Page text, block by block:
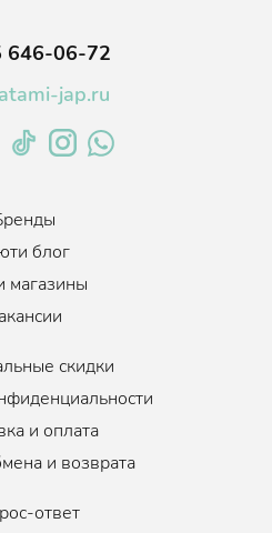
646-06-72
jap.ru
блог
магазины
скидки
и оплата
и возврата
ответ